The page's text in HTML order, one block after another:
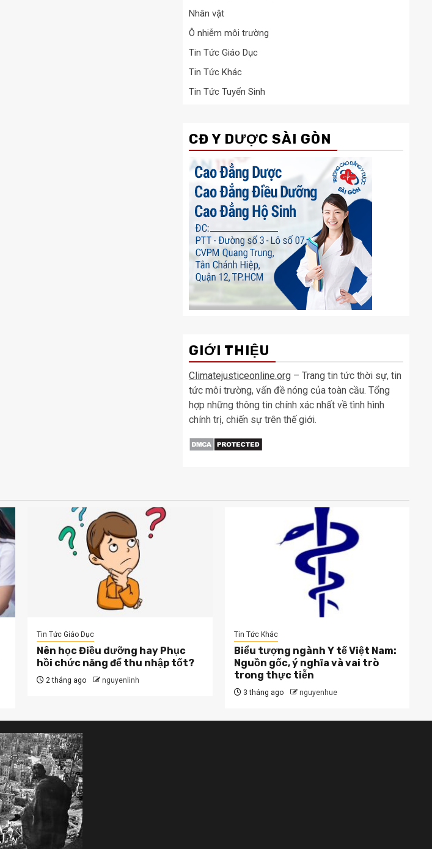
Nhân vật
Ô nhiễm môi trường
Tin Tức Giáo Dục
Tin Tức Khác
Tin Tức Tuyển Sinh
CĐ Y DƯỢC SÀI GÒN
GIỚI THIỆU
Climatejusticeonline.org – Trang tin tức thời sự, tin
tức môi trường, vấn đề nóng của toàn cầu. Tổng
hợp những thông tin chính xác nhất về tình hình
chính trị, chiến sự trên thế giới.
Tin Tức Giáo Dục
Nên học Điều dưỡng hay Phục
hồi chức năng để thu nhập tốt?
2 tháng ago nguyenlinh
Tin Tức Khác
Biểu tượng ngành Y tế Việt Nam:
Nguồn gốc, ý nghĩa và vai trò
trong thực tiễn
3 tháng ago nguyenhue